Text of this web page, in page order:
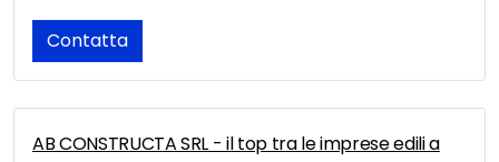
Contatta
AB CONSTRUCTA SRL - il top tra le imprese edili a